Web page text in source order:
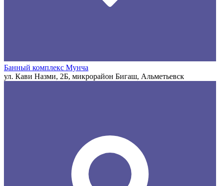
Банный комплекс Мунча
ул. Кави Назми, 2Б, микрорайон Бигаш, Альметьевск